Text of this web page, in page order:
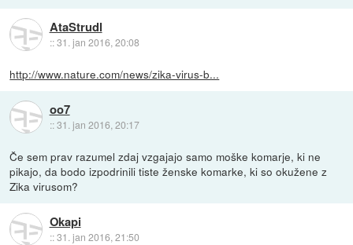
AtaStrudl
::31. jan 2016, 20:08
http://www.nature.com/news/zika-virus-b...
oo7
::31. jan 2016, 20:17
Če sem prav razumel zdaj vzgajajo samo moške komarje, ki ne
pikajo, da bodo izpodrinili tiste ženske komarke, ki so okužene z
Zika virusom?
Okapi
::31. jan 2016, 21:50